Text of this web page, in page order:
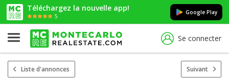
Téléchargez la nouvelle app!
5
Google Play
Se connecter
Liste d'annonces Suivant